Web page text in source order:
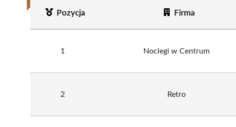
Pozycja Firma
1 Noclegi w Centrum
2 Retro